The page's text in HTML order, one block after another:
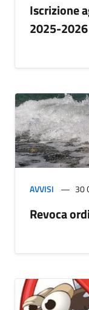
Iscrizione
2025-2026
AVVISI 30
Revoca